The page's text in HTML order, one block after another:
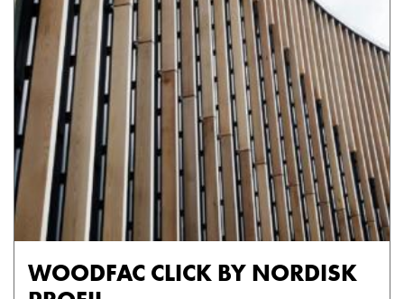
WOODFAC CLICK BY NORDISK